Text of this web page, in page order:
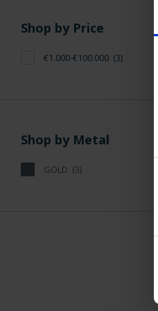
Shop by Price
€1.000-€100.000 (3)
Shop by Metal
GOLD (3)